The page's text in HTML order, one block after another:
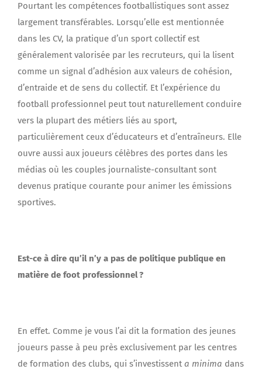
Pourtant les compétences footballistiques sont assez
largement transférables. Lorsqu’elle est mentionnée
dans les CV, la pratique d’un sport collectif est
généralement valorisée par les recruteurs, qui la lisent
comme un signal d’adhésion aux valeurs de cohésion,
d’entraide et de sens du collectif. Et l’expérience du
football professionnel peut tout naturellement conduire
vers la plupart des métiers liés au sport,
particulièrement ceux d’éducateurs et d’entraîneurs. Elle
ouvre aussi aux joueurs célèbres des portes dans les
médias où les couples journaliste-consultant sont
devenus pratique courante pour animer les émissions
sportives.
Est-ce à dire qu’il n’y a pas de politique publique en
matière de foot professionnel ?
En effet. Comme je vous l’ai dit la formation des jeunes
joueurs passe à peu près exclusivement par les centres
de formation des clubs, qui s’investissenta minima dans